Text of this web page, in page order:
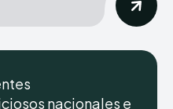
nacionales e